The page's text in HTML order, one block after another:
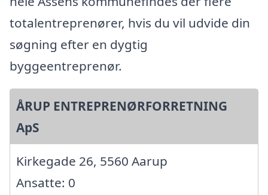
totalentreprenører, hvis du vil udvide din
søgning efter en dygtig
byggeentreprenør.
ÅRUP ENTREPRENØRFORRETNING
ApS
Kirkegade 26, 5560 Aarup
Ansatte: 0